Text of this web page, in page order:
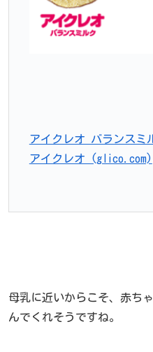
アイクレオ バランスミ
アイクレオ (glico.com)
母乳に近いからこそ、赤ち
んでくれそうですね。